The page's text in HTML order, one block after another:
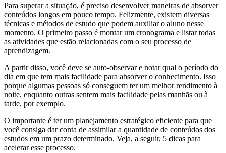
Para superar a situação, é preciso desenvolver maneiras de absorver
conteúdos longos em pouco tempo. Felizmente, existem diversas
técnicas e métodos de estudo que podem auxiliar o aluno nesse
momento. O primeiro passo é montar um cronograma e listar todas
as atividades que estão relacionadas com o seu processo de
aprendizagem.
A partir disso, você deve se auto-observar e notar qual o período do
dia em que tem mais facilidade para absorver o conhecimento. Isso
porque algumas pessoas só conseguem ter um melhor rendimento à
noite, enquanto outras sentem mais facilidade pelas manhãs ou à
tarde, por exemplo.
O importante é ter um planejamento estratégico eficiente para que
você consiga dar conta de assimilar a quantidade de conteúdos dos
estudos em um prazo determinado. Veja, a seguir, 5 dicas para
acelerar esse processo.